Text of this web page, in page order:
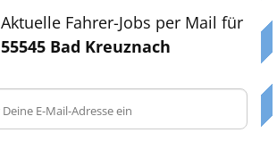
Aktuelle Fahrer-Jobs per Mail für
55545 Bad Kreuznach